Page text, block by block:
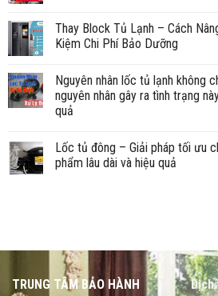
Thay Block Tủ Lạnh – Cách
Kiệm Chi Phí Bảo Dưỡng
Nguyên nhân lốc tủ lạnh không
nguyên nhân gây ra tình trạng
quả
Lốc tủ đông – Giải pháp tối ưu
phẩm lâu dài và hiệu quả
TRUNG TÂM BẢO HÀNH
Dịch